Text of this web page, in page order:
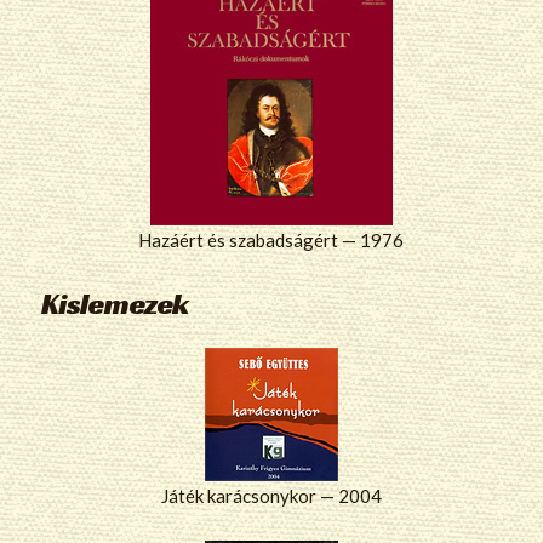
Hazáért és szabadságért — 1976
Kislemezek
Játék karácsonykor — 2004